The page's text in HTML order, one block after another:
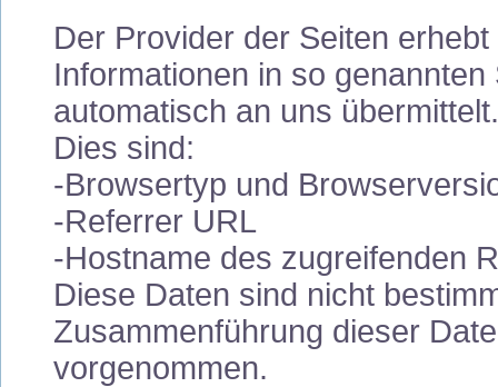
Der Provider der Seiten
Informationen in so
automatisch an uns übermittelt.
Dies sind:
-Browsertyp und
-Referrer URL
-Hostname des zugreifenden
Diese Daten sind nicht
Zusammenführung dieser
vorgenommen.